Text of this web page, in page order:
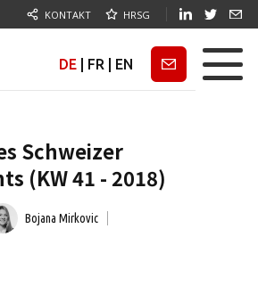
KONTAKT HRSG
DE FR EN Newsletter
Schweizer
(KW 41 - 2018)
Bojana Mirkovic